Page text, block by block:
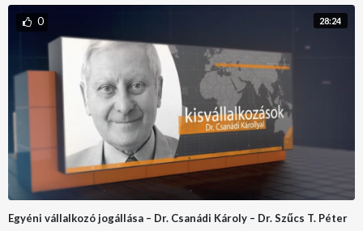
28:24
0
Egyéni vállalkozó jogállása – Dr. Csanádi Károly – Dr. Szűcs T. Péter